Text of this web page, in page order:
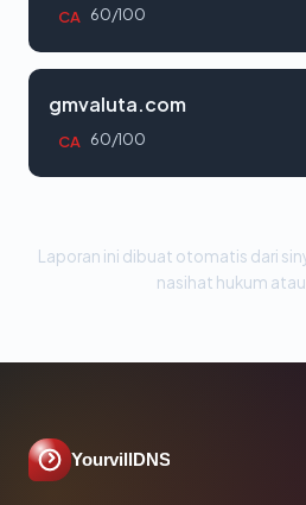
CA 60/100
gmvaluta.com
CA 60/100
Laporan ini dibuat otomatis dari
nasihat hukum atau
YourvillDNS